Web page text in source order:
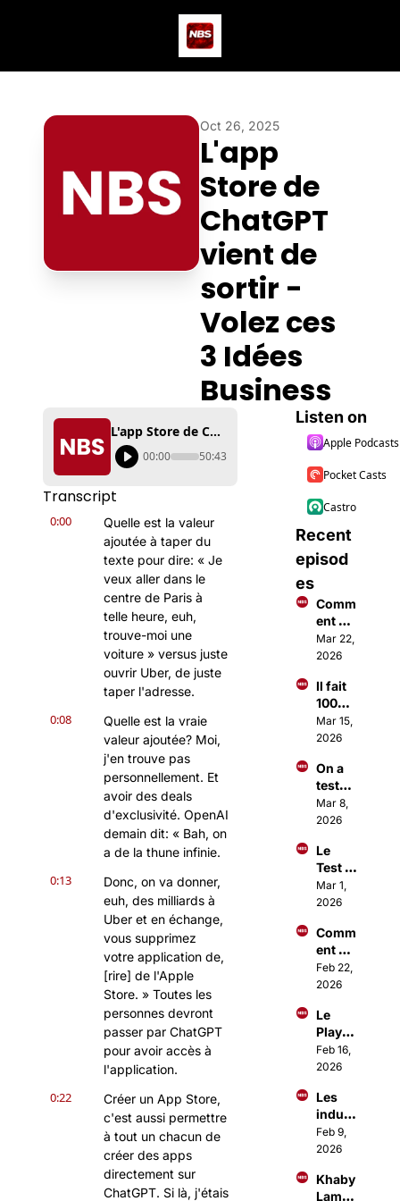
Oct 26, 2025
L'app
Store de
ChatGPT
vient de
sortir -
Volez ces
3 Idées
Business
L'app Store de ChatGPT vient de sortir - Volez ces 3 Idées Business
00:00 50:43
Transcript
0:00
Quelle est la valeur
ajoutée à taper du
texte pour dire: « Je
veux aller dans le
centre de Paris à
telle heure, euh,
trouve-moi une
voiture » versus juste
ouvrir Uber, de juste
taper l'adresse.
0:08
Quelle est la vraie
valeur ajoutée? Moi,
j'en trouve pas
personnellement. Et
avoir des deals
d'exclusivité. OpenAI
demain dit: « Bah, on
a de la thune infinie.
0:13
Donc, on va donner,
euh, des milliards à
Uber et en échange,
vous supprimez
votre application de,
[rire] de l'Apple
Store. » Toutes les
personnes devront
passer par ChatGPT
pour avoir accès à
l'application.
0:22
Créer un App Store,
c'est aussi permettre
à tout un chacun de
créer des apps
directement sur
ChatGPT. Si là, j'étais
Listen on
Apple Podcasts
Pocket Casts
Castro
Recent
episod
es
Comm
ent
faire
des €
avec
Open
Claw ?
Mar 22,
2026
Il fait
100M$
à 18
ans
à une
applic
ation
Mar 15,
2026
On a
testé
Open
Claw
totale
ment
fou)
Mar 8,
2026
Le
Test
Sangu
in
tout
Paris
parle
Mar 1,
2026
Comm
ent
Investi
r
e les
1% ?
Feb 22,
2026
Le
Playb
ook
d'Ous
Amma
r pour
lancer
des
ess à
Feb 16,
2026
Les
indust
ries
qui
décoll
Feb 9,
2026
Khaby
Lame